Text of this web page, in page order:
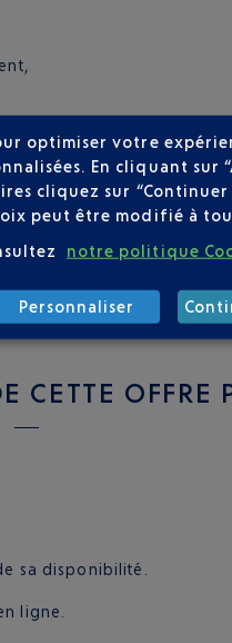
CETTE OFFRE
sa disponibilité.
ligne.
optimiser votre
En cliquant sur
cliquez sur
peut être modifié à
notre politique
Personnaliser